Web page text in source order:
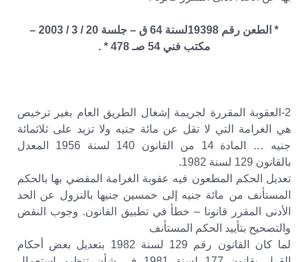
* الطعن رقم 19398لسنة 64 ق – جلسة 20 / 3 / 2003 –
مكتب فني 54 صـ 478 * .
2-العقوبة المقررة لجريمة إشغال الطريق العام بغير ترخيص
هي الغرامة التي لا تقل عن مائة جنيه ولا تزيد على ثلاثمائة
جنيه … المادة 14 من القانون 140 لسنة 1956 المعدل
بالقانون 129 لسنة 1982.
تعديل الحكم المطعون فيه عقوبة الغرامة المقضي بها بالحكم
المستأنف من مائة جنيه إلى خمسين جنيها بالنزول عن الحد
الأدنى المقرر قانونا – خطأ في تطبيق القانون. وجوب النقض
والتصحيح بتأييد الحكم المستأنف
لما كان القانون رقم 129 لسنة 1982 بتعديل بعض أحكام